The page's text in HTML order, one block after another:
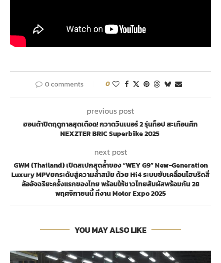
0 comments 0
previous post
ฮอนด้าปิดฤดูกาลสุดเดือด! กวาดวินเนอร์ 2 รุ่นท็อป สะเทือนศึก
NEXZTER BRIC Superbike 2025
next post
GWM (Thailand) เปิดสเปกสุดล้ำของ “WEY G9” New-Generation
Luxury MPVยกระดับสู่ความล้ำสมัย ด้วย Hi4 ระบบขับเคลื่อนไฮบริดสี่
ล้ออัจฉริยะครั้งแรกของไทย พร้อมให้ชาวไทยสัมผัสพร้อมกัน 28
พฤศจิกายนนี้ ที่งาน Motor Expo 2025
YOU MAY ALSO LIKE